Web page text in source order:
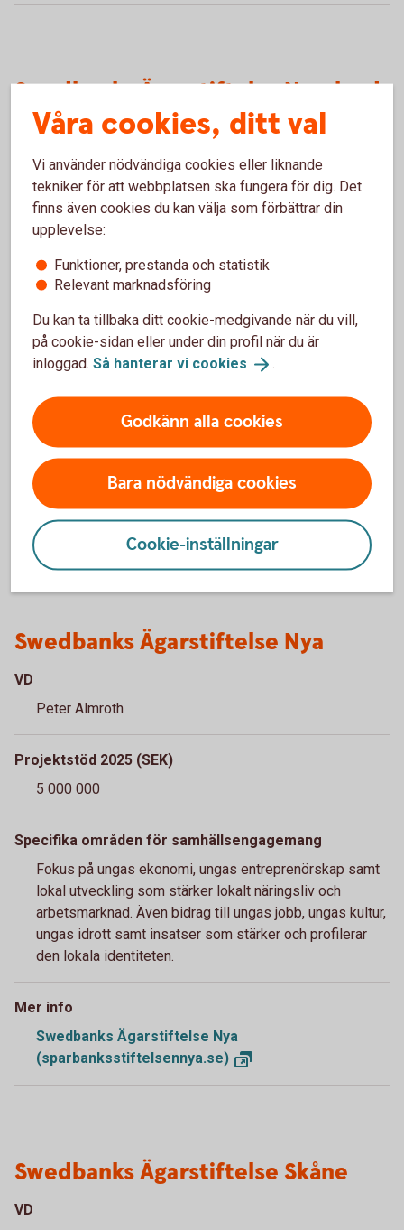
Swedbanks Ägarstiftelse Norrland
Frida Anundsson
Projektstöd 2025 (SEK)
2 719 225
Specifika områden för samhällsengagemang
Konstnärsstipendium, Stipendier till ungdomar inom
skididrott och Unga Ideella Krafter; Ung Företagsamhet;
Ung ekonomi; Lokala potter till Swedbanks lokalkontor;
satsningar inom näringslivet. Bidrag till
Sparbanksstiftelsen Norrlands Riskkapitalstiftelse.
Mer info
Swedbanks Ägarstiftelse Norrland
(sparbanksstiftelsennorrland.se)
Swedbanks Ägarstiftelse Nya
VD
Peter Almroth
Projektstöd 2025 (SEK)
5 000 000
Specifika områden för samhällsengagemang
Fokus på ungas ekonomi, ungas entreprenörskap samt
lokal utveckling som stärker lokalt näringsliv och
arbetsmarknad. Även bidrag till ungas jobb, ungas kultur,
ungas idrott samt insatser som stärker och profilerar
den lokala identiteten.
Mer info
Swedbanks Ägarstiftelse Nya
(sparbanksstiftelsennya.se)
Swedbanks Ägarstiftelse Skåne
VD
Våra cookies, ditt val
Vi använder nödvändiga cookies eller liknande
tekniker för att webbplatsen ska fungera för dig. Det
finns även cookies du kan välja som förbättrar din
upplevelse:
Funktioner, prestanda och statistik
Relevant marknadsföring
Du kan ta tillbaka ditt cookie-medgivande när du vill,
på cookie-sidan eller under din profil när du är
inloggad. Så hanterar vi cookies .
Godkänn alla cookies
Bara nödvändiga cookies
Cookie-inställningar